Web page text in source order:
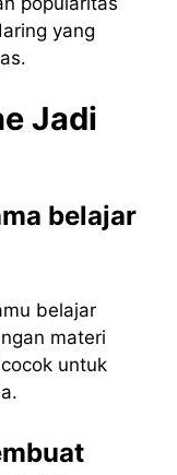
yang
Jadi
belajar
belajar
materi
untuk